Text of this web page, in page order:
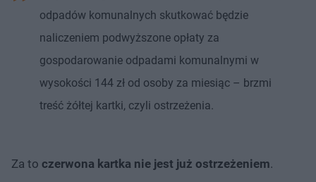
odpadów komunalnych skutkować będzie
naliczeniem podwyższone opłaty za
gospodarowanie odpadami komunalnymi w
wysokości 144 zł od osoby za miesiąc – brzmi
treść żółtej kartki, czyli ostrzeżenia.
Za to czerwona kartka nie jest już ostrzeżeniem.